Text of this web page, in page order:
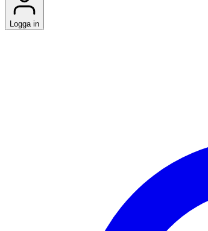
Logga in